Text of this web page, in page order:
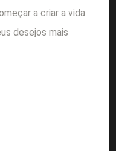
a criar a vida
desejos mais